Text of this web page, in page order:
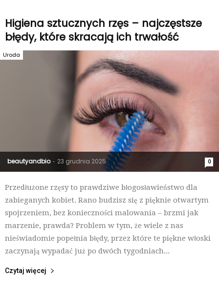
Higiena sztucznych rzęs – najczęstsze
błędy, które skracają ich trwałość
beautyandbio - 23 grudnia 2025 0
Uroda
Przedłużone rzęsy to prawdziwe błogosławieństwo dla
zabieganych kobiet. Rano budzisz się z pięknie otwartym
spojrzeniem, bez konieczności malowania – brzmi jak
marzenie, prawda? Problem w tym, że wiele z nas
nieświadomie popełnia błędy, przez które te piękne włoski
zaczynają wypadać już po dwóch tygodniach...
Czytaj więcej